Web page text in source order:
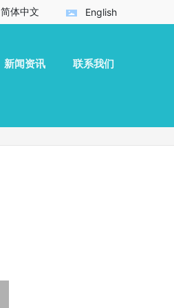
简体中文 English
新闻资讯 联系我们